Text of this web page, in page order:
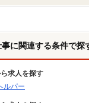
事に関連する条件で探
求人を探す
ルパー